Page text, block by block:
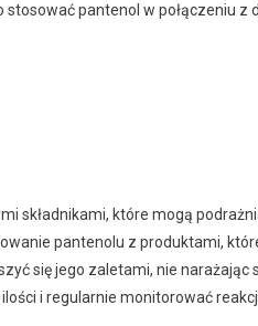
pantenol w połączeniu
składnikami, które mogą
pantenolu z produktami,
się jego zaletami, nie
i regularnie monitorować